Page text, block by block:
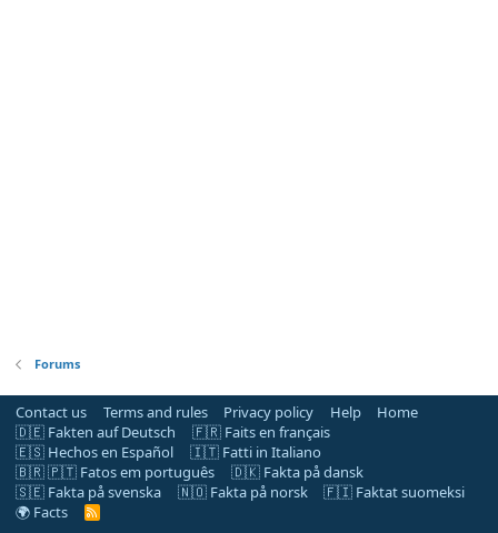
Forums
Contact us Terms and rules Privacy policy Help
Home
🇩🇪 Fakten auf Deutsch
🇫🇷 Faits en français
🇪🇸 Hechos en Español
🇮🇹 Fatti in Italiano
🇧🇷 🇵🇹 Fatos em português
🇩🇰 Fakta på dansk
🇸🇪 Fakta på svenska
🇳🇴 Fakta på norsk
🇫🇮 Faktat suomeksi
🌍 Facts
R